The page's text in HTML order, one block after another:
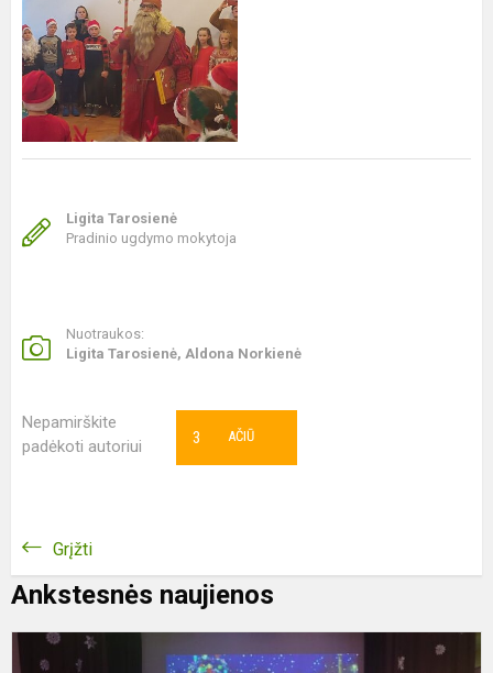
Ligita Tarosienė
Pradinio ugdymo mokytoja
Nuotraukos:
Ligita Tarosienė, Aldona Norkienė
Nepamirškite
padėkoti autoriui
AČIŪ
3
Grįžti
Ankstesnės naujienos